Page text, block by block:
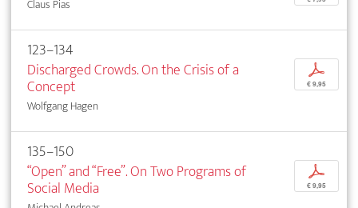
Claus Pias
123–134
Discharged Crowds. On the Crisis of a
Concept
Wolfgang Hagen
p
€ 9,95
135–150
“Open” and “Free”. On Two Programs of
Social Media
p
€ 9,95